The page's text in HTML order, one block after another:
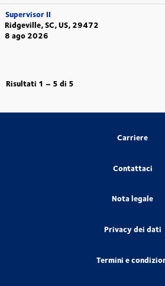
Supervisor II
Ridgeville, SC, US, 29472
8 ago 2026
Risultati 1 – 5 di 5
Carriere
Contattaci
Nota legale
Privacy dei dati
Termini e